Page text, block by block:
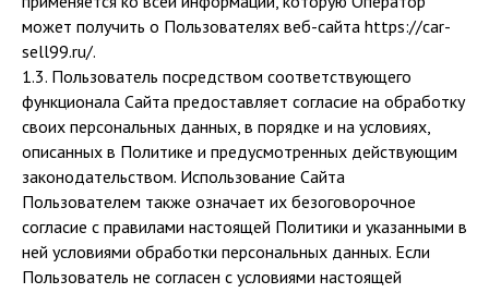
может получить о Пользователях веб-сайта https://car-
sell99.ru/.
1.3. Пользователь посредством соответствующего
функционала Сайта предоставляет согласие на обработку
своих персональных данных, в порядке и на условиях,
описанных в Политике и предусмотренных действующим
законодательством. Использование Сайта
Пользователем также означает их безоговорочное
согласие с правилами настоящей Политики и указанными в
ней условиями обработки персональных данных. Если
Пользователь не согласен с условиями настоящей